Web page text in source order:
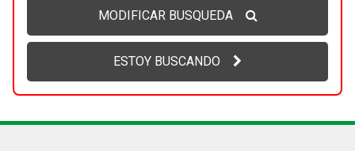
MODIFICAR BUSQUEDA
ESTOY BUSCANDO